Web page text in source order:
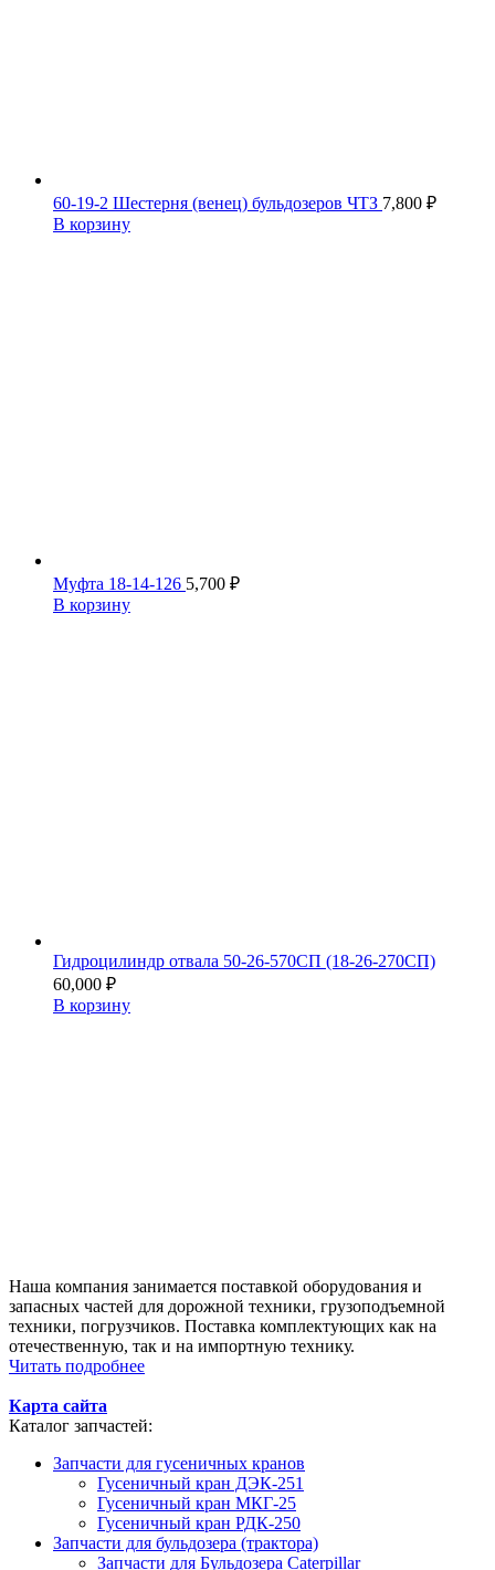
60-19-2 Шестерня (венец) бульдозеров ЧТЗ 7,800 ₽
В корзину
Муфта 18-14-126 5,700 ₽
В корзину
Гидроцилиндр отвала 50-26-570СП (18-26-270СП)
60,000 ₽
В корзину
Наша компания занимается поставкой оборудования и
запасных частей для дорожной техники, грузоподъемной
техники, погрузчиков. Поставка комплектующих как на
отечественную, так и на импортную технику.
Читать подробнее
Карта сайта
Каталог запчастей:
Запчасти для гусеничных кранов
Гусеничный кран ДЭК-251
Гусеничный кран МКГ-25
Гусеничный кран РДК-250
Запчасти для бульдозера (трактора)
Запчасти для Бульдозера Caterpillar